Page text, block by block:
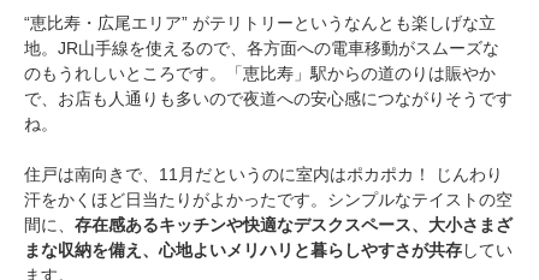
“恵比寿・広尾エリア” がテリトリーというなんとも楽しげな立
地。JR山手線を使えるので、各方面への電車移動がスムーズな
のもうれしいところです。「恵比寿」駅からの道のりは賑やか
で、お店も人通りも多いので夜道への安心感につながりそうです
ね。
住戸は南向きで、11月だというのに室内はポカポカ！ じんわり
汗をかくほど日当たりがよかったです。シンプルなテイストの空
間に、 存在感あるキッチンや快適なデスクスペース、大小さまざ
まな収納を備え、心地よいメリハリと暮らしやすさが共存してい
ます。